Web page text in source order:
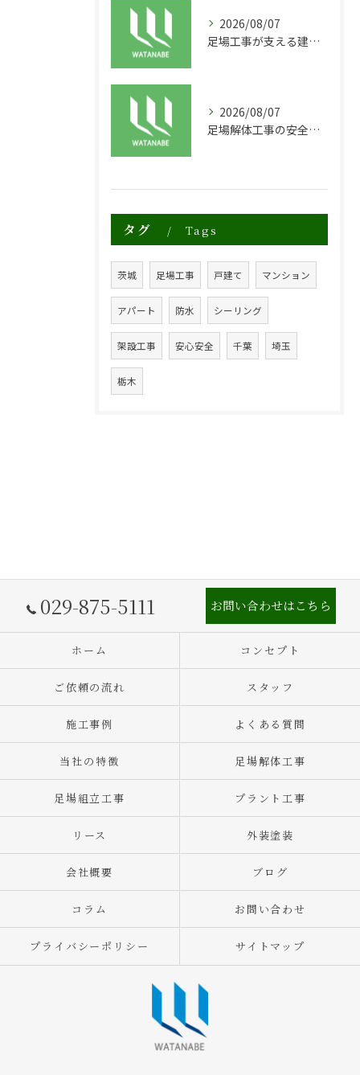
2026/08/07
足場工事が支える建物の長寿命化と外装塗装の重要性
2026/08/07
足場解体工事の安全性と効率化のポイント
タグ Tags
茨城 足場工事 戸建て マンション
アパート 防水 シーリング
架設工事 安心安全 千葉 埼玉
栃木
029-875-5111 お問い合わせはこちら
ホーム コンセプト
ご依頼の流れ スタッフ
施工事例 よくある質問
当社の特徴 足場解体工事
足場組立工事 プラント工事
リース 外装塗装
会社概要 ブログ
コラム お問い合わせ
プライバシーポリシー サイトマップ